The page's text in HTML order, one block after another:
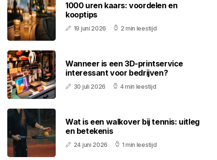
1000 uren kaars: voordelen en
kooptips
19 juni 2026 2 min leestijd
Wanneer is een 3D-printservice
interessant voor bedrijven?
30 juli 2026 4 min leestijd
Wat is een walkover bij tennis: uitleg
en betekenis
24 juni 2026 1 min leestijd